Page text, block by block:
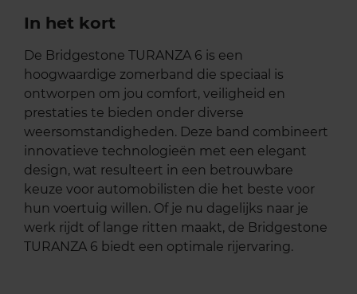
In het kort
De Bridgestone TURANZA 6 is een
hoogwaardige zomerband die speciaal is
ontworpen om jou comfort, veiligheid en
prestaties te bieden onder diverse
weersomstandigheden. Deze band combineert
innovatieve technologieën met een elegant
design, wat resulteert in een betrouwbare
keuze voor automobilisten die het beste voor
hun voertuig willen. Of je nu dagelijks naar je
werk rijdt of lange ritten maakt, de Bridgestone
TURANZA 6 biedt een optimale rijervaring.